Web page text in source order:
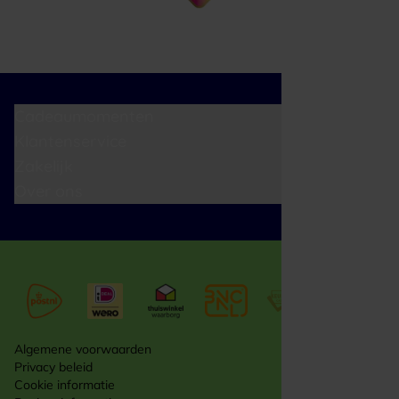
Algemene voorwaarden
Privacy beleid
Cookie informatie